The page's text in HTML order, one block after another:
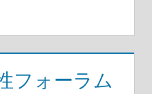
フォーラム